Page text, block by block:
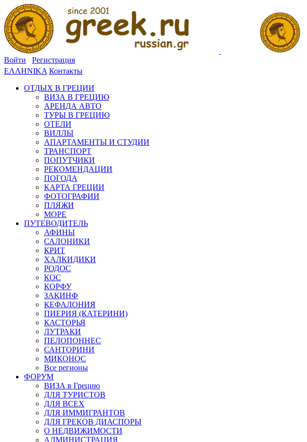
Войти
Регистрация
ΕΛΛΗΝΙΚΑ Контакты
ОТДЫХ В ГРЕЦИИ
ВИЗА В ГРЕЦИЮ
АРЕНДА АВТО
ТУРЫ В ГРЕЦИЮ
ОТЕЛИ
ВИЛЛЫ
АПАРТАМЕНТЫ И СТУДИИ
ТРАНСПОРТ
ПОПУТЧИКИ
РЕКОМЕНДАЦИИ
ПОГОДА
КАРТА ГРЕЦИИ
ФОТОГРАФИИ
ПЛЯЖИ
МОРЕ
ПУТЕВОДИТЕЛЬ
АФИНЫ
САЛОНИКИ
КРИТ
ХАЛКИДИКИ
РОДОС
КОС
КОРФУ
ЗАКИНФ
КЕФАЛОНИЯ
ПИЕРИЯ (КАТЕРИНИ)
КАСТОРЬЯ
ЛУТРАКИ
ПЕЛОПОННЕС
САНТОРИНИ
МИКОНОС
Все регионы
ФОРУМ
ВИЗА в Грецию
ДЛЯ ТУРИСТОВ
ДЛЯ ВСЕХ
ДЛЯ ИММИГРАНТОВ
ДЛЯ ГРЕКОВ ДИАСПОРЫ
О НЕДВИЖИМОСТИ
АДМИНИСТРАЦИЯ